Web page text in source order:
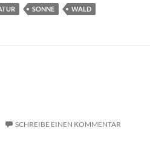
SONNE WALD
SCHREIBE EINEN KOMMENTAR